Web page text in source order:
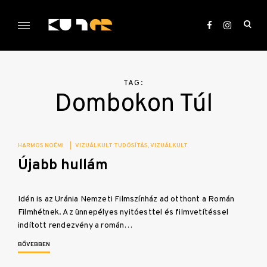
KULTer.hu
TAG:
Dombokon Túl
HARMOS NOÉMI VIZUÁLKULT TUDÓSÍTÁS VIZUÁLKULT
Újabb hullám
Idén is az Uránia Nemzeti Filmszínház ad otthont a Román
Filmhétnek. Az ünnepélyes nyitóesttel és filmvetítéssel
indított rendezvény a román…
BŐVEBBEN